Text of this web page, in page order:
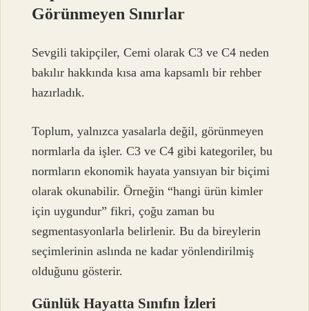
Görünmeyen Sınırlar
Sevgili takipçiler, Cemi olarak C3 ve C4 neden
bakılır hakkında kısa ama kapsamlı bir rehber
hazırladık.
Toplum, yalnızca yasalarla değil, görünmeyen
normlarla da işler. C3 ve C4 gibi kategoriler, bu
normların ekonomik hayata yansıyan bir biçimi
olarak okunabilir. Örneğin “hangi ürün kimler
için uygundur” fikri, çoğu zaman bu
segmentasyonlarla belirlenir. Bu da bireylerin
seçimlerinin aslında ne kadar yönlendirilmiş
olduğunu gösterir.
Günlük Hayatta Sınıfın İzleri